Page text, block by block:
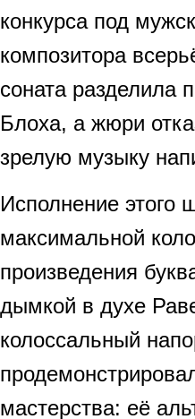
конкурса под
композитора
соната разделила
Блоха, а жюри
зрелую музыку
Исполнение этого
максимальной
произведения
дымкой в духе
колоссальный
мастерства: её